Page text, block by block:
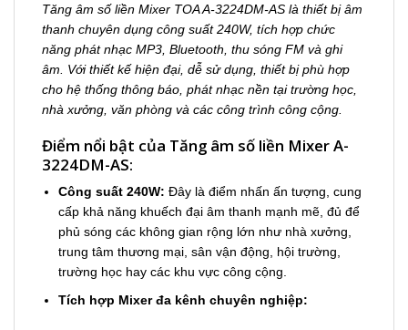
Tăng âm số liền Mixer TOA A-3224DM-AS là thiết bị âm
thanh chuyên dụng công suất 240W, tích hợp chức
năng phát nhạc MP3, Bluetooth, thu sóng FM và ghi
âm. Với thiết kế hiện đại, dễ sử dụng, thiết bị phù hợp
cho hệ thống thông báo, phát nhạc nền tại trường học,
nhà xưởng, văn phòng và các công trình công cộng.
Điểm nổi bật của Tăng âm số liền Mixer A-
3224DM-AS:
Công suất 240W: Đây là điểm nhấn ấn tượng, cung
cấp khả năng khuếch đại âm thanh mạnh mẽ, đủ để
phủ sóng các không gian rộng lớn như nhà xưởng,
trung tâm thương mại, sân vận động, hội trường,
trường học hay các khu vực công cộng.
Tích hợp Mixer đa kênh chuyên nghiệp: